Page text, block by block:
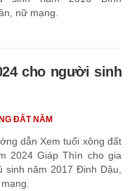
nữ mạng.
cho người sinh
dẫn Xem tuổi xông đất
2024 Giáp Thìn cho gia
sinh năm 2017 Đinh Dậu,
ĐẤT NĂM